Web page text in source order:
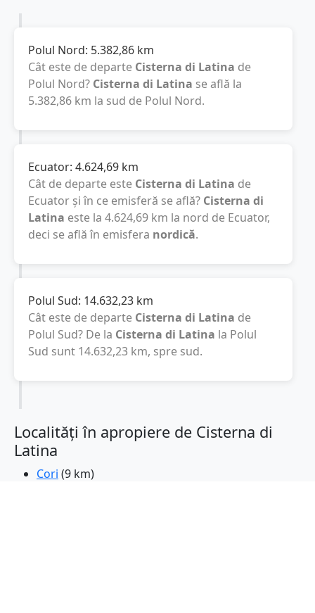
Polul Nord: 5.382,86 km
Cât este de departe Cisterna di Latina de
Polul Nord? Cisterna di Latina se află la
5.382,86 km la sud de Polul Nord.
Ecuator: 4.624,69 km
Cât de departe este Cisterna di Latina de
Ecuator și în ce emisferă se află? Cisterna di
Latina este la 4.624,69 km la nord de Ecuator,
deci se află în emisfera nordică.
Polul Sud: 14.632,23 km
Cât este de departe Cisterna di Latina de
Polul Sud? De la Cisterna di Latina la Polul
Sud sunt 14.632,23 km, spre sud.
Localități în apropiere de Cisterna di
Latina
Cori (9 km)